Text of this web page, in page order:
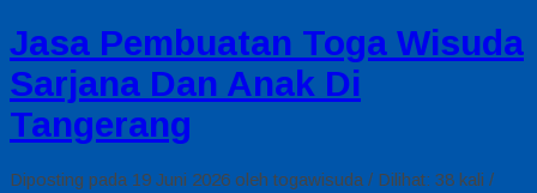
Jasa Pembuatan Toga Wisuda
Sarjana Dan Anak Di
Tangerang
Diposting pada 19 Juni 2026 oleh togawisuda / Dilihat: 38 kali /